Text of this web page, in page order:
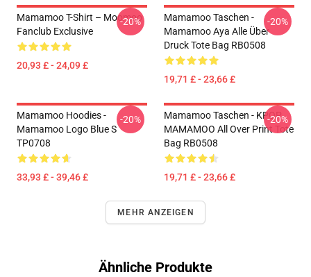
Mamamoo T-Shirt – Moomoo
Fanclub Exclusive
20,93 £ - 24,09 £
-20%
Mamamoo Taschen -
Mamamoo Aya Alle Über
Druck Tote Bag RB0508
19,71 £ - 23,66 £
-20%
Mamamoo Hoodies -
Mamamoo Logo Blue S
TP0708
33,93 £ - 39,46 £
-20%
Mamamoo Taschen - KPOP
MAMAMOO All Over Print Tote
Bag RB0508
19,71 £ - 23,66 £
-20%
MEHR ANZEIGEN
Ähnliche Produkte